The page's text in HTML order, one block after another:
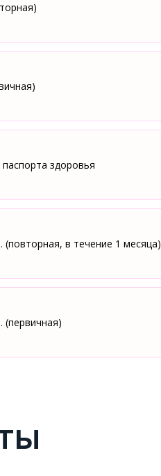
здоровья
в течение 1 месяца)
(первичная)